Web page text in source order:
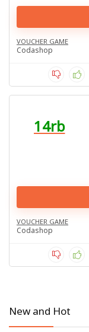
VOUCHER GAME
Codashop
14rb
VOUCHER GAME
Codashop
New and Hot